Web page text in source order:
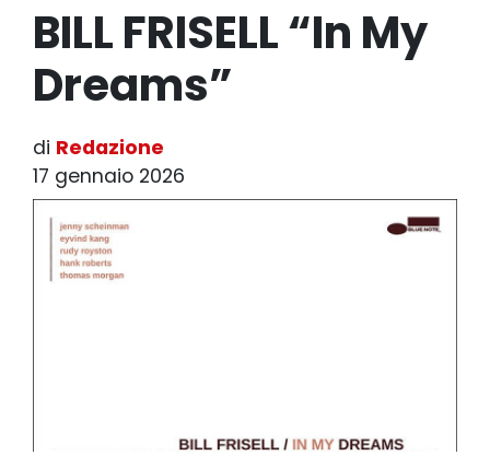
BILL FRISELL “In My
Dreams”
di Redazione
17 gennaio 2026